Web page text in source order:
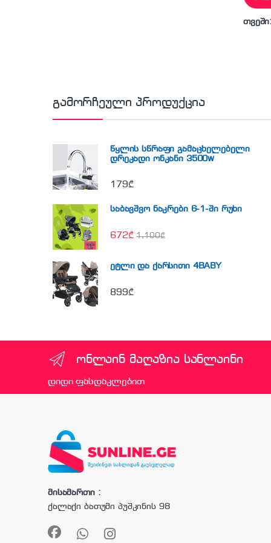
გამორჩეული პროდუქცია
წყლის სწრაფი გამაცხელებელი
დრეკადი ონკანი 3500w
179₾
საბავშვო ნაკრები 6-1-ში რუხი
672₾ 1,100₾
ეტლი და ქარსითი 4BABY
899₾
ონლაინ მაღაზია სანლაინი
დიდი ფასდაკლებით
მისამართი :
ქალაქი ბათუმი პუშკინის 98